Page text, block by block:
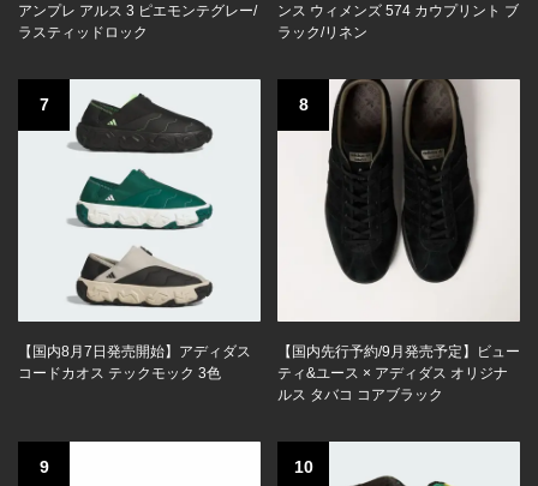
アンプレ アルス 3 ピエモンテグレー/
ラスティッドロック
ンス ウィメンズ 574 カウプリント ブ
ラック/リネン
7
【国内8月7日発売開始】アディダス
コードカオス テックモック 3色
8
【国内先行予約/9月発売予定】ビュー
ティ&ユース × アディダス オリジナ
ルス タバコ コアブラック
9 10